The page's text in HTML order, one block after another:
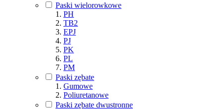
Paski wielorowkowe
PH
TB2
EPJ
PJ
PK
PL
PM
Paski zębate
Gumowe
Poliuretanowe
Paski zębate dwustronne